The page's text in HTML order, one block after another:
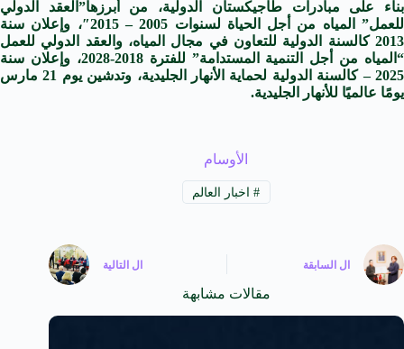
بناء على مبادرات طاجيكستان الدولية، من أبرزها​”العقد الدولي
للعمل” المياه من أجل الحياة لسنوات 2005 – 2015″، وإعلان سنة
2013 كالسنة الدولية للتعاون في مجال المياه، والعقد الدولي للعمل
“المياه من أجل التنمية المستدامة” للفترة 2018-2028، وإعلان سنة
2025 – كالسنة الدولية لحماية الأنهار الجليدية، وتدشين يوم 21 مارس
يومًا عالميًا للأنهار الجليدية.
الأوسام
#اخبار العالم
ال السابقة ال التالية
مقالات مشابهة